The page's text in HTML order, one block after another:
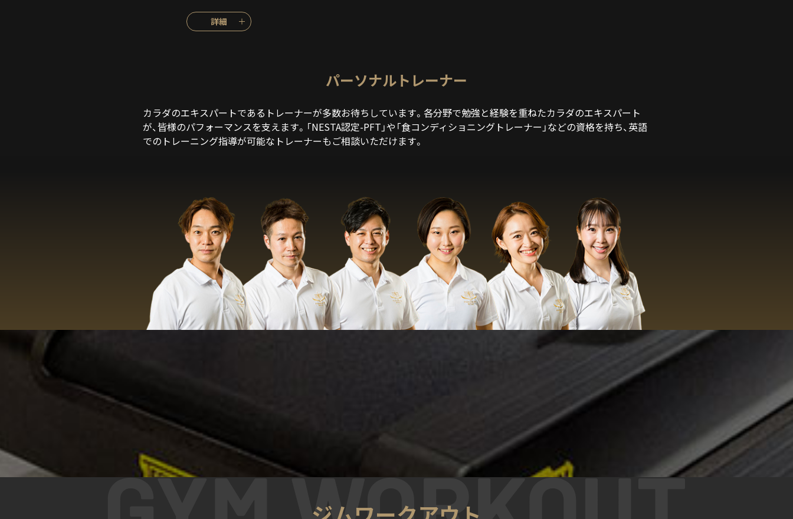
詳細
パーソナルトレーナー
カラダのエキスパートであるトレーナーが多数お待ちしています。各分野で勉強と経験を重ねたカラダのエキスパート
が、皆様のパフォーマンスを支えます。「NESTA認定-PFT」や「食コンディショニングトレーナー」などの資格を持ち、英語
でのトレーニング指導が可能なトレーナーもご相談いただけます。